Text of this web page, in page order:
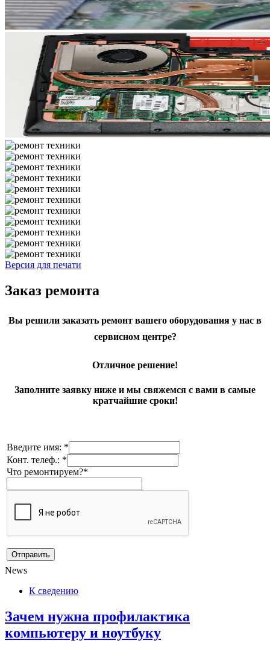
Версия для печати
Заказ ремонта
Вы решили заказать ремонт вашего оборудования у нас в
сервисном центре?
Отличное решение!
Заполните заявку ниже и мы свяжемся с вами в самые
кратчайшие сроки!
Введите имя: *
Конт. телеф.: *
Что ремонтируем?*
News
К сведению
Зачем нужна профилактика
компьютеру и ноутбуку